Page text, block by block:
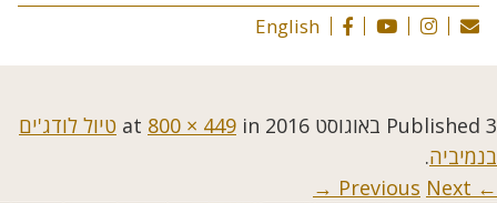
English
Published 3 באוגוסט 2016 800 × 449 in
טיול לודג'ים
בנמיביה.
← Previous
Next →